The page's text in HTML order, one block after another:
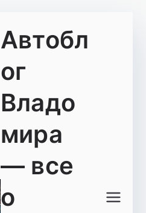
Автобл
ог
Владо
мира
— все
о